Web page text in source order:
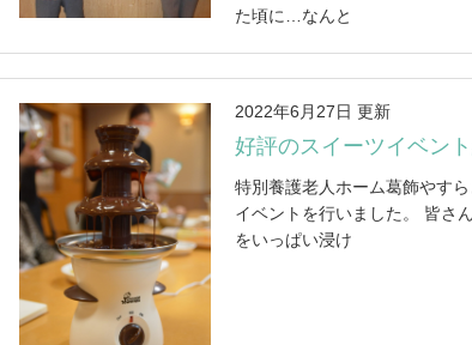
た頃に…なんと
2022年6月27日 更新
好評のスイーツイベン
特別養護老人ホーム葛飾やす
イベントを行いました。 皆さ
をいっぱい浸け